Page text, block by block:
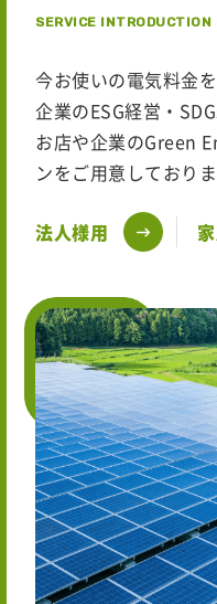
SERVICE INTRODUCTION
今お使いの電気料金を
企業のESG経営・
お店や企業のGreen
ンをご用意しておりま
法人様用